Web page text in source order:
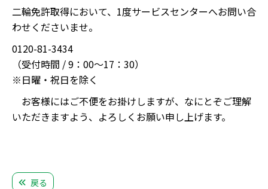
二輪免許取得において、1度サービスセンターへお問い合
わせくださいませ。
0120-81-3434
（受付時間 / 9：00～17：30）
※日曜・祝日を除く
お客様にはご不便をお掛けしますが、なにとぞご理解
いただきますよう、よろしくお願い申し上げます。
戻る